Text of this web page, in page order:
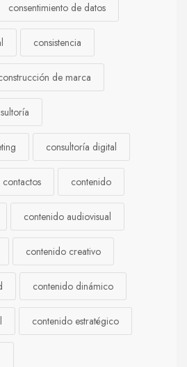
consentimiento de datos
consistencia
de marca
consultoría digital
contactos contenido
contenido audiovisual
contenido creativo
contenido dinámico
contenido estratégico